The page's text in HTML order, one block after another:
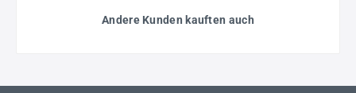
Andere Kunden kauften auch